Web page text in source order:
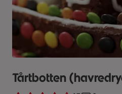
Tårtbotten